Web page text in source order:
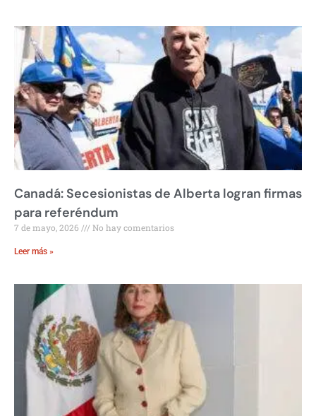
Canadá: Secesionistas de Alberta logran firmas
para referéndum
7 de mayo, 2026 No hay comentarios
Leer más »